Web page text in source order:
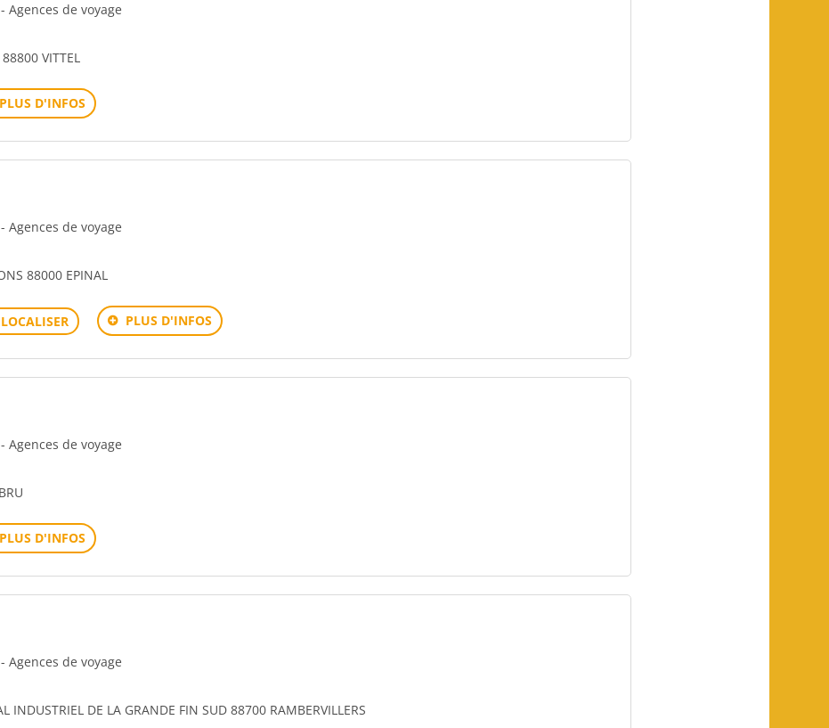
Agences de voyage
VITTEL
PLUS D'INFOS
Agences de voyage
88000 EPINAL
LOCALISER PLUS D'INFOS
Agences de voyage
PLUS D'INFOS
Agences de voyage
INDUSTRIEL DE LA GRANDE FIN SUD 88700 RAMBERVILLERS